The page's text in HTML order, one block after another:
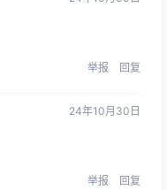
举报 回复
24年10月30日
举报 回复